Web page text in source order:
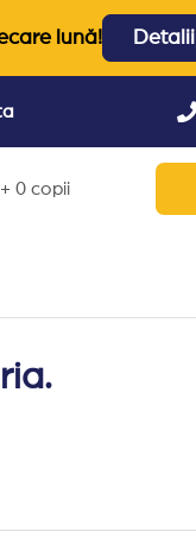
lună! Detalii
0 copii